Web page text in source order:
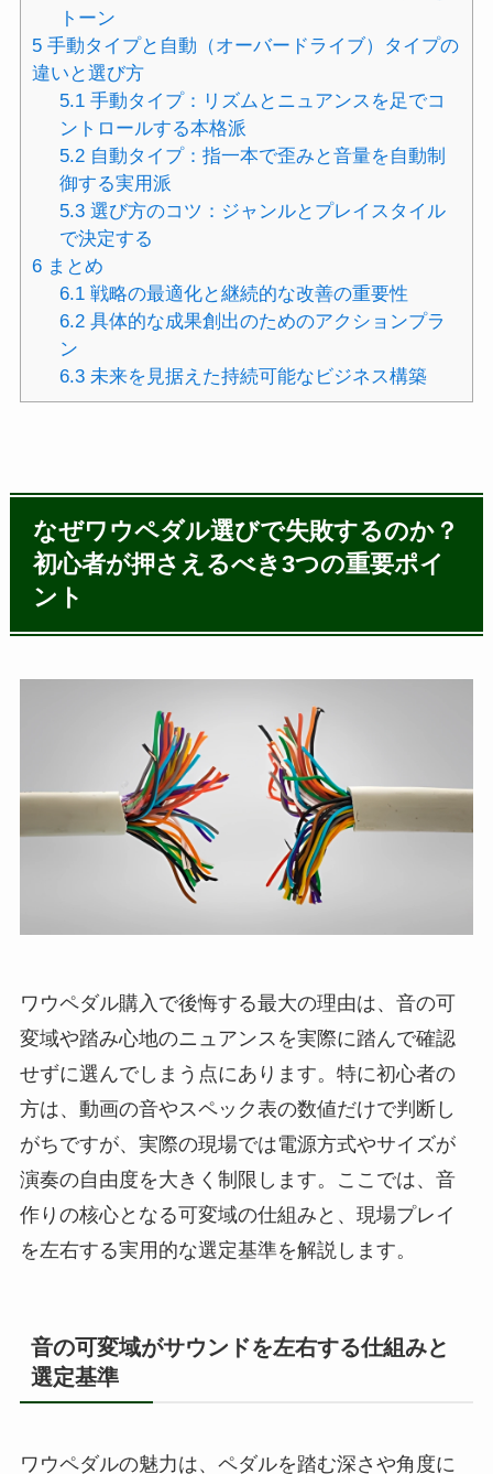
トーン
5手動タイプと自動（オーバードライブ）タイプの
違いと選び方
5.1 手動タイプ：リズムとニュアンスを足でコ
ントロールする本格派
5.2 自動タイプ：指一本で歪みと音量を自動制
御する実用派
5.3 選び方のコツ：ジャンルとプレイスタイル
で決定する
6まとめ
6.1 戦略の最適化と継続的な改善の重要性
6.2 具体的な成果創出のためのアクションプラ
ン
6.3 未来を見据えた持続可能なビジネス構築
なぜワウペダル選びで失敗するのか？
初心者が押さえるべき3つの重要ポイ
ント
ワウペダル購入で後悔する最大の理由は、音の可
変域や踏み心地のニュアンスを実際に踏んで確認
せずに選んでしまう点にあります。特に初心者の
方は、動画の音やスペック表の数値だけで判断し
がちですが、実際の現場では電源方式やサイズが
演奏の自由度を大きく制限します。ここでは、音
作りの核心となる可変域の仕組みと、現場プレイ
を左右する実用的な選定基準を解説します。
音の可変域がサウンドを左右する仕組みと
選定基準
ワウペダルの魅力は、ペダルを踏む深さや角度に